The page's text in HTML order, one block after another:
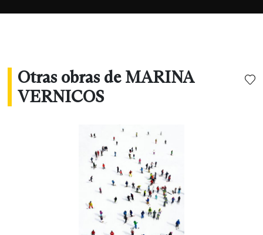
Otras obras de MARINA
VERNICOS